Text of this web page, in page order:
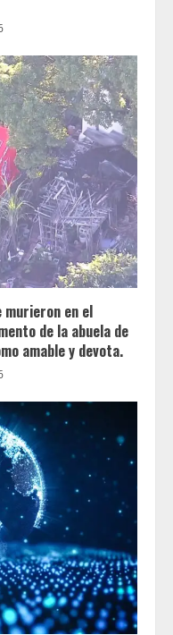
en el
de la abuela de
amable y devota.